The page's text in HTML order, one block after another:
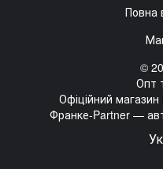
Повна
©
Опт
Офіційний
Франке-Partner —